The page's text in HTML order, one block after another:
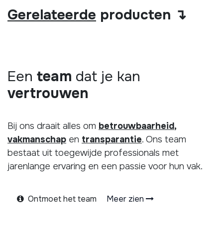
Gerelateerde producten ↴
Een team dat je kan
vertrouwen
Bij ons draait alles om betrouwbaarheid,
vakmanschap en transparantie. Ons team
bestaat uit toegewijde professionals met
jarenlange ervaring en een passie voor hun vak.
Ontmoet het team Meer zien